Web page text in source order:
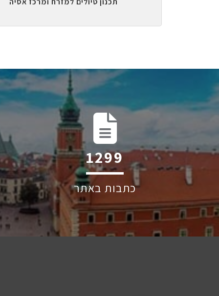
2058
כתבות באתר